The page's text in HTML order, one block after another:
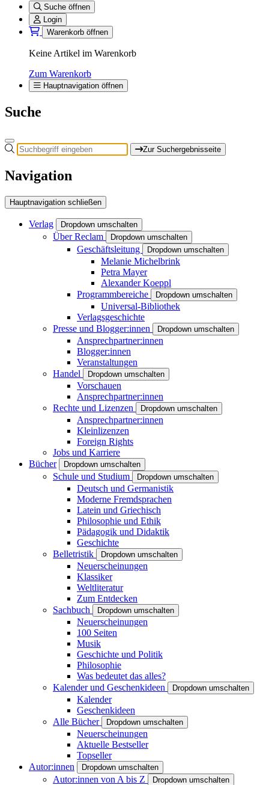
Suche öffnen
Login
Warenkorb öffnen
Keine Artikel im Warenkorb
Zum Warenkorb
Hauptnavigation öffnen
Suche
Zur Suchergebnisseite
Navigation
Hauptnavigation schließen
Verlag Dropdown umschalten
Über Reclam Dropdown umschalten
Geschäftsleitung Dropdown umschalten
Melanie Michelbrink
Petra Mayer
Alexander Koeppl
Programmbereiche
Dropdown umschalten
Universal-Bibliothek
Verlagsgeschichte
Presse und Blogger:innen
Dropdown umschalten
Ansprechpartner:innen
Blogger:innen
Veranstaltungen
Handel
Dropdown umschalten
Vorschauen
Ansprechpartner:innen
Rechte und Lizenzen
Dropdown umschalten
Ansprechpartner:innen
Kleinlizenzen
Foreign Rights
Jobs und Karriere
Bücher
Dropdown umschalten
Schule und Studium Dropdown umschalten
Deutsch und Germanistik
Moderne Fremdsprachen
Latein und Griechisch
Philosophie und Ethik
Pädagogik und Didaktik
Geschichte
Belletristik
Dropdown umschalten
Neuerscheinungen
Klassiker
Weltliteratur
Zum Entdecken
Sachbuch
Dropdown umschalten
Neuerscheinungen
100 Seiten
Musik
Geschichte und Politik
Philosophie
Was bedeutet das alles?
Kalender und Geschenkideen
Dropdown umschalten
Kalender
Geschenkideen
Alle Bücher
Dropdown umschalten
Neuerscheinungen
Aktuelle Bestseller
Topseller
Autor:innen
Dropdown umschalten
Autor:innen von A bis Z Dropdown umschalten